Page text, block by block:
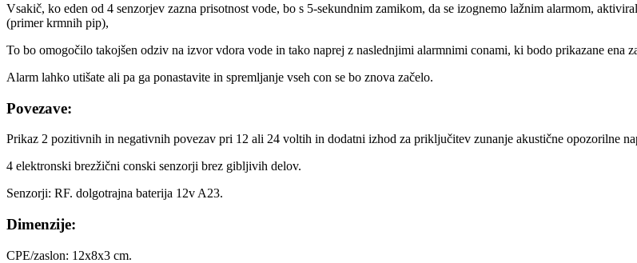
Vsakič, ko eden od 4 senzorjev zazna prisotnost vode, bo s 5-sekundnim zamikom, da se izognemo lažnim alarmom,
(primer krmnih pip),
To bo omogočilo takojšen odziv na izvor vdora vode in tako naprej z naslednjimi alarmnimi conami, ki bodo prikazane ena
Alarm lahko utišate ali pa ga ponastavite in spremljanje vseh con se bo znova začelo.
Povezave:
Prikaz 2 pozitivnih in negativnih povezav pri 12 ali 24 voltih in dodatni izhod za priključitev zunanje akustične opozorilne
4 elektronski brezžični conski senzorji brez gibljivih delov.
Senzorji: RF. dolgotrajna baterija 12v A23.
Dimenzije:
CPE/zaslon: 12x8x3 cm.